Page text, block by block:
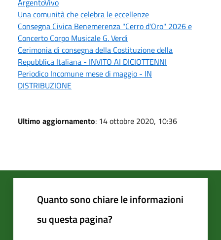
Una comunità che celebra le eccellenze
Consegna Civica Benemerenza "Cerro d'Oro" 2026 e
Concerto Corpo Musicale G. Verdi
Cerimonia di consegna della Costituzione della
Repubblica Italiana - INVITO AI DICIOTTENNI
Periodico Incomune mese di maggio - IN
DISTRIBUZIONE
Ultimo aggiornamento: 14 ottobre 2020, 10:36
Quanto sono chiare le informazioni
su questa pagina?